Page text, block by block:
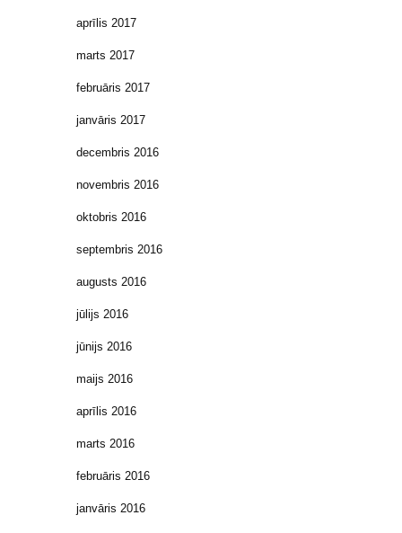
aprīlis 2017
marts 2017
februāris 2017
janvāris 2017
decembris 2016
novembris 2016
oktobris 2016
septembris 2016
augusts 2016
jūlijs 2016
jūnijs 2016
maijs 2016
aprīlis 2016
marts 2016
februāris 2016
janvāris 2016